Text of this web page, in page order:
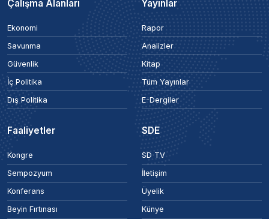
Çalışma Alanları
Ekonomi
Savunma
Güvenlik
İç Politika
Dış Politika
Yayınlar
Rapor
Analizler
Kitap
Tüm Yayınlar
E-Dergiler
Faaliyetler
Kongre
Sempozyum
Konferans
Beyin Fırtınası
SDE
SD TV
İletişim
Üyelik
Künye